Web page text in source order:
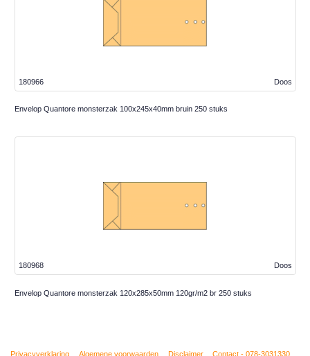
Doos
180966
Envelop Quantore monsterzak 100x245x40mm bruin 250 stuks
Doos
180968
Envelop Quantore monsterzak 120x285x50mm 120gr/m2 br 250 stuks
Privacyverklaring Algemene voorwaarden Disclaimer Contact - 078-3031330